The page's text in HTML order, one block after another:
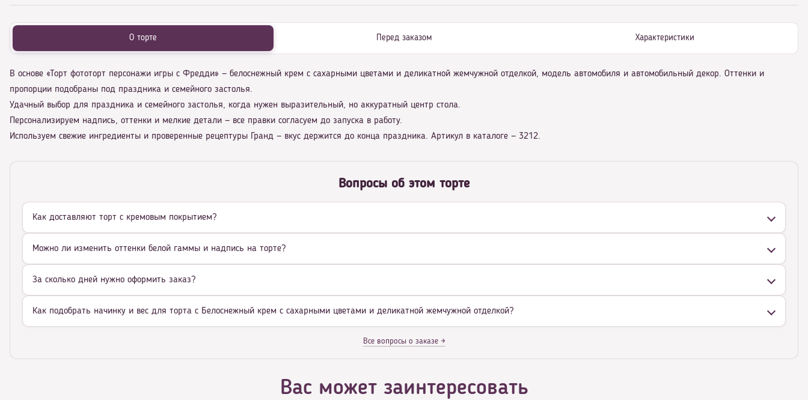
О торте Перед заказом Характеристики
В основе «Торт фототорт персонажи игры с Фредди» — белоснежный крем с сахарными цветами и деликатной жемчужной отделкой, модель автомобиля и автомобильный декор. Оттенки и
пропорции подобраны под праздника и семейного застолья.
Удачный выбор для праздника и семейного застолья, когда нужен выразительный, но аккуратный центр стола.
Персонализируем надпись, оттенки и мелкие детали — все правки согласуем до запуска в работу.
Используем свежие ингредиенты и проверенные рецептуры Гранд — вкус держится до конца праздника. Артикул в каталоге — 3212.
Вопросы об этом торте
Как доставляют торт с кремовым покрытием?
Можно ли изменить оттенки белой гаммы и надпись на торте?
За сколько дней нужно оформить заказ?
Как подобрать начинку и вес для торта с Белоснежный крем с сахарными цветами и деликатной жемчужной отделкой?
Все вопросы о заказе →
Вас может заинтересовать